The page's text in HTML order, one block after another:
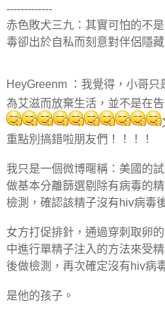
-------------
赤色敗犬三九：其實可怕的不
毒卻出於自私而刻意對伴侶隱藏
HeyGreenm ：我覺得，小哥
為艾滋而放棄生活，並不是在
重點別搞錯啦朋友們！！！！
我只是一個微博暱稱：美國的
做基本分離篩選剔除有病毒的
檢測，確認該精子沒有hiv病毒
女方打促排針，通過穿刺取卵
中進行單精子注入的方法來受
後做檢測，再次確定沒有hiv病
是他的孩子。